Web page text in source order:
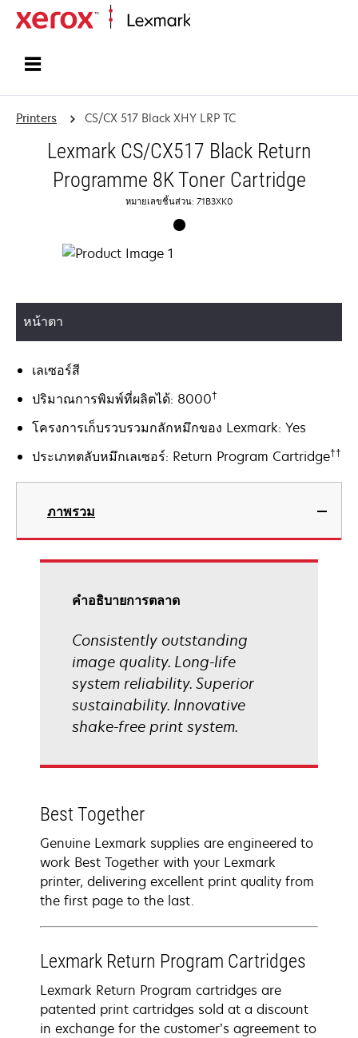
Printers CS/CX 517 Black XHY LRP TC
Lexmark CS/CX517 Black Return
Programme 8K Toner Cartridge
หมายเลขชิ้นส่วน: 71B3XK0
หน้าตา
เลเซอร์สี
ปริมาณการพิมพ์ที่ผลิตได้: 8000†
โครงการเก็บรวบรวมกลักหมึกของ Lexmark: Yes
ประเภทตลับหมึกเลเซอร์: Return Program Cartridge††
ภาพรวม
คําอธิบายการตลาด
Consistently outstanding
image quality. Long-life
system reliability. Superior
sustainability. Innovative
shake-free print system.
Best Together
Genuine Lexmark supplies are engineered to
work Best Together with your Lexmark
printer, delivering excellent print quality from
the first page to the last.
Lexmark Return Program Cartridges
Lexmark Return Program cartridges are
patented print cartridges sold at a discount
in exchange for the customer’s agreement to